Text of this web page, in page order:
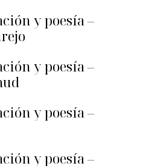
y poesía –
y poesía –
y poesía –
y poesía –